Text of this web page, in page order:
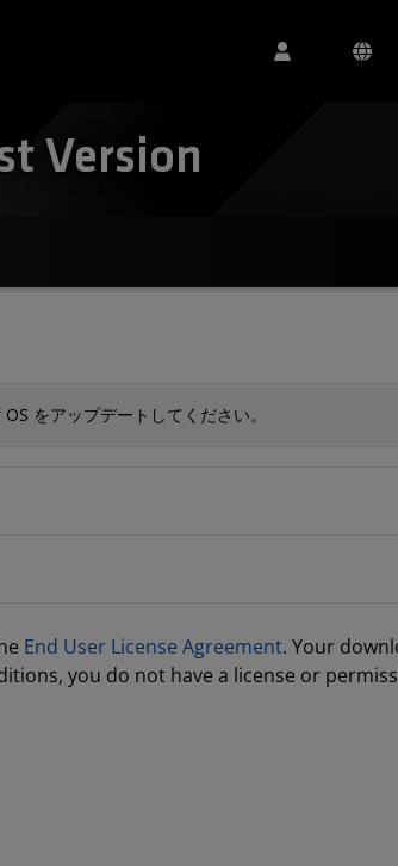
Version
をアップデートしてください。
End User License Agreement. Your
you do not have a license or